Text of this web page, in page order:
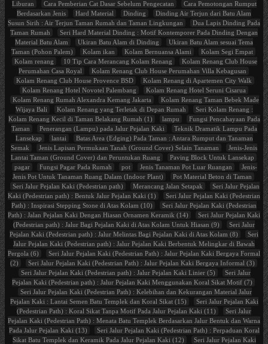
Liburan Cara Pemberian Cat Dasar Sebelum Pengecatan
Cara Pemotongan Rumput
Berdasarkan Jenis
Hard Material Dinding
Dinding Air Terjun dari Batu Alam
Susun Sirih : Air Terjun Taman Rumah dan Taman Lingkungan
Dua Lapis Dinding Pada
Taman Rumah
Seri Hard Material Dinding : Motif Kontemporer Pada Dinding Dengan
Material Batu Alam
Ukiran Batu Alam di Dinding
Ukiran Batu Alam sesuai Tema
Taman (Pohon Palem)
Kolam ikan Kolam Bernuansa Alami
Kolam Segi Empat
Kolam renang
10 Tip Cara Merancang Kolam Renang
Kolam Renang Club House
Perumahan Casa Royal
Kolam Renang Club House Perumahan Villa Kebagusan
Kolam Renang Club House Provence BSD
Kolam Renang di Apartemen City Walk
Kolam Renang Hotel Novotel Palembang
Kolam Renang Hotel Seruni Cisarua
Kolam Renang Rumah Alexandra Kemang Jakarta
Kolam Renang Taman Bebek Made
Wijaya Bali
Kolam Renang yang Terletak di Depan Rumah
Seri Kolam Renang :
Kolam Renang Kecil di Taman Belakang Rumah (1)
lampu
Fungsi Pencahayaan Pada
Taman
Penerangan (Lampu) pada Jalur Pejalan Kaki
Teknik Dramatik Lampu Pada
Lansekap
lantai
Batas Area (Edging) Pada Taman : Antara Rumput dan Tanaman
Semak
Jenis Lapisan Permukaan Tanah (Ground Cover) Selain Tanaman
Jenis-Jenis
Lantai Taman (Ground Cover) dan Peruntukan Ruang
Paving Block Untuk Lansekap
pagar
Fungsi Pagar Pada Rumah pot Jenis Tanaman Pot Luar Ruangan
Jenis-
Jenis Pot Untuk Tanaman Ruang Dalam (Indoor Plant)
Pot Material Beton di Taman
Seri Jalur Pejalan Kaki (Pedestrian path)
Merancang Jalan Setapak
Seri Jalur Pejalan
Kaki (Pedestrian path) : Bentuk Jalur Pejalan Kaki (1)
Seri Jalur Pejalan Kaki (Pedestrian
Path) : Inspirasi Stepping Stone di Atas Kolam (10)
Seri Jalur Pejalan Kaki (Pedestrian
Path) : Jalan Pejalan Kaki Dengan Hiasan Ornamen Keramik (14)
Seri Jalur Pejalan Kaki
(Pedestrian path) : Jalur Bagi Pejalan Kaki di Atas Kolam Untuk Hiasan (9)
Seri Jalur
Pejalan Kaki (Pedestrian path) : Jalur Melintas Bagi Pejalan Kaki di Atas Kolam (8)
Seri
Jalur Pejalan Kaki (Pedestrian path) : Jalur Pejalan Kaki Berbentuk Melingkar di Bawah
Pergola (6)
Seri Jalur Pejalan Kaki (Pedestrian Path) : Jalur Pejalan Kaki Bergaya Formal
(2)
Seri Jalur Pejalan Kaki (Pedestrian Path) : Jalur Pejalan Kaki Bergaya Informal (3)
Seri Jalur Pejalan Kaki (Pedestrian path) : Jalur Pejalan Kaki Linier (5)
Seri Jalur
Pejalan Kaki (Pedestrian path) : Jalur Pejalan Kaki Menggunakan Koral Sikat Motif (7)
Seri Jalur Pejalan Kaki (Pedestrian Path) : Kelebihan dan Kekurangan Material Jalur
Pejalan Kaki : Lantai Semen Batu Templek dan Koral Sikat (15)
Seri Jalur Pejalan Kaki
(Pedestrian Path) : Koral Sikat Tanpa Motif Pada Jalur Pejalan Kaki (11)
Seri Jalur
Pejalan Kaki (Pedestrian Path) : Menata Batu Templek Berdasarkan Jalur Bentuk dan Warna
Pada Jalur Pejalan Kaki (13)
Seri Jalur Pejalan Kaki (Pedestrian Path) : Perpaduan Koral
Sikat Batu Templek dan Keramik Pada Jalur Pejalan Kaki (12)
Seri Jalur Pejalan Kaki